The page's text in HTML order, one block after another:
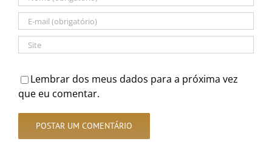
Lembrar dos meus dados para a próxima vez
que eu comentar.